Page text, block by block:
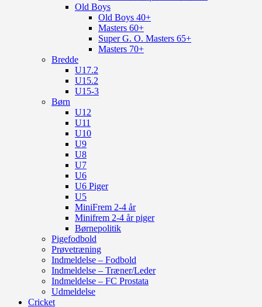
Old Boys
Old Boys 40+
Masters 60+
Super G. O. Masters 65+
Masters 70+
Bredde
U17.2
U15.2
U15-3
Børn
U12
U11
U10
U9
U8
U7
U6
U6 Piger
U5
MiniFrem 2-4 år
Minifrem 2-4 år piger
Børnepolitik
Pigefodbold
Prøvetræning
Indmeldelse – Fodbold
Indmeldelse – Træner/Leder
Indmeldelse – FC Prostata
Udmeldelse
Cricket